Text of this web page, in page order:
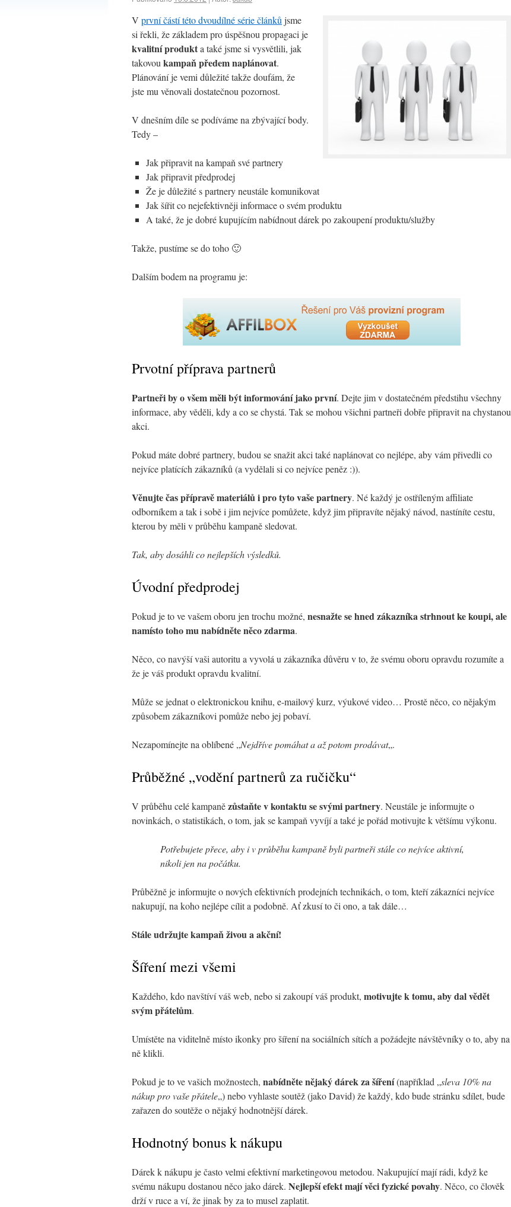
V první částí této dvoudílné série článků jsme
si řekli, že základem pro úspěšnou propagaci je
kvalitní produkta také jsme si vysvětlili, jak
takovou kampaň předem naplánovat.
Plánování je vemi důležité takže doufám, že
jste mu věnovali dostatečnou pozornost.
V dnešním díle se podíváme na zbývající body.
Tedy –
Jak připravit na kampaň své partnery
Jak připravit předprodej
Že je důležité s partnery neustále komunikovat
Jak šířit co nejefektivněji informace o svém produktu
A také, že je dobré kupujícím nabídnout dárek po zakoupení produktu/služby
Takže, pustíme se do toho 🙂
Dalším bodem na programu je:
Prvotní příprava partnerů
Partneři by o všem měli být informování jako první. Dejte jim v dostatečném předstihu všechny
informace, aby věděli, kdy a co se chystá. Tak se mohou všichni partneři dobře připravit na chystanou
akci.
Pokud máte dobré partnery, budou se snažit akci také naplánovat co nejlépe, aby vám přivedli co
nejvíce platících zákazníků (a vydělali si co nejvíce peněz :)).
Věnujte čas přípravě materiálů i pro tyto vaše partnery. Né každý je ostříleným affiliate
odborníkem a tak i sobě i jim nejvíce pomůžete, když jim připravíte nějaký návod, nastíníte cestu,
kterou by měli v průběhu kampaně sledovat.
Tak, aby dosáhli co nejlepších výsledků.
Úvodní předprodej
Pokud je to ve vašem oboru jen trochu možné, nesnažte se hned zákazníka strhnout ke koupi, ale
namísto toho mu nabídněte něco zdarma.
Něco, co navýší vaši autoritu a vyvolá u zákazníka důvěru v to, že svému oboru opravdu rozumíte a
že je váš produkt opravdu kvalitní.
Může se jednat o elektronickou knihu, e-mailový kurz, výukové video… Prostě něco, co nějakým
způsobem zákazníkovi pomůže nebo jej pobaví.
Nezapomínejte na oblíbené „Nejdříve pomáhat a až potom prodávat„.
Průběžné „vodění partnerů za ručičku“
V průběhu celé kampanězůstaňte v kontaktu se svými partnery. Neustále je informujte o
novinkách, o statistikách, o tom, jak se kampaň vyvíjí a také je pořád motivujte k většímu výkonu.
Potřebujete přece, aby i v průběhu kampaně byli partneři stále co nejvíce aktivní,
nikoli jen na počátku.
Průběžně je informujte o nových efektivních prodejních technikách, o tom, kteří zákazníci nejvíce
nakupují, na koho nejlépe cílit a podobně. Ať zkusí to či ono, a tak dále…
Stále udržujte kampaň živou a akční!
Šíření mezi všemi
Každého, kdo navštíví váš web, nebo si zakoupí váš produkt, motivujte k tomu, aby dal vědět
svým přátelům.
Umístěte na viditelně místo ikonky pro šíření na sociálních sítích a požádejte návštěvníky o to, aby na
ně klikli.
Pokud je to ve vašich možnostech, nabídněte nějaký dárek za šíření(například „sleva 10% na
nákup pro vaše přátele„) nebo vyhlaste soutěž (jako David) že každý, kdo bude stránku sdílet, bude
zařazen do soutěže o nějaký hodnotnější dárek.
Hodnotný bonus k nákupu
Dárek k nákupu je často velmi efektivní marketingovou metodou. Nakupující mají rádi, když ke
svému nákupu dostanou něco jako dárek. Nejlepší efekt mají věci fyzické povahy. Něco, co člověk
drží v ruce a ví, že jinak by za to musel zaplatit.